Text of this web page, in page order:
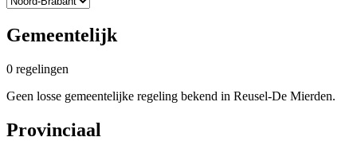
Gemeentelijk
0 regelingen
Geen losse gemeentelijke regeling bekend in Reusel-De Mierden.
Provinciaal